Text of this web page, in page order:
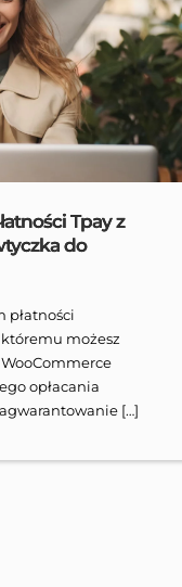
Tpay z
do
płatności
możesz
opłacania
[…]